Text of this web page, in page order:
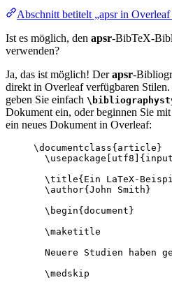
Abschnitt betitelt „apsr in
Ist es möglich, den apsr-BibTeX-
verwenden?
Ja, das ist möglich! Derapsr-
direkt in Overleaf verfügbaren
geben Sie einfach
Dokument ein, oder beginnen Sie
ein neues Dokument in Overleaf:
\documentclass{ article }
\usepackage
utf8 ]{
\title{Ein LaTeX-
\author{John Smith}
\begin{ document }
\maketitle
Neuere Studien haben
\medskip